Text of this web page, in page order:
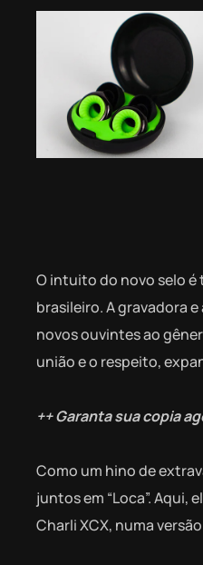
O intuito do novo selo é
brasileiro. A gravadora
novos ouvintes ao
união e o respeito,
++ Garanta sua copia
Como um hino de
juntos em “Loca”.
Charli XCX, numa versão